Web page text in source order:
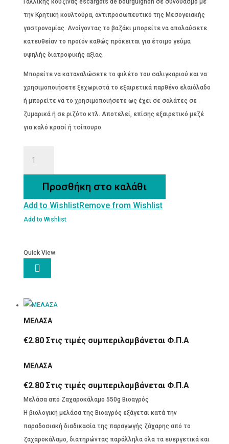
Γαλλικής κουζίνας escargots de bourguignon σε συνδυασμό με
την Κρητική κουλτούρα, αντιπροσωπευτικό της Μεσογειακής
γαστρονομίας. Ανοίγοντας το βαζάκι μπορείτε να απολαύσετε
κατευθείαν το προϊόν καθώς πρόκειται για έτοιμο γεύμα
υψηλής διατροφικής αξίας.
Μπορείτε να καταναλώσετε το φιλέτο του σαλιγκαριού και να
χρησιμοποιήσετε ξεχωριστά το εξαιρετικά παρθένο ελαιόλαδο
ή μπορείτε να το χρησιμοποιήσετε ως έχει σε σαλάτες σε
ζυμαρικά ή σε ριζότο κτλ. Αποτελεί, επίσης εξαιρετικό μεζέ
για καλό κρασί ή τσίπουρο.
ΣΚΟΡΔΟ-
ΜΑΙΝΤΑΝΟ
ποσότητα
Προσθήκη στο καλάθι
Add to WishlistRemove from Wishlist
Add to Wishlist
Quick View

ΜΕΛΑΣΑ
€2.80 Στις τιμές συμπεριλαμβάνεται Φ.Π.Α
ΜΕΛΑΣΑ
€2.80 Στις τιμές συμπεριλαμβάνεται Φ.Π.Α
Μελάσα από Ζαχαροκάλαμο 550g Βιοαγρός
Η βιολογική μελάσα της Βιοαγρός εξάγεται κατά την
παραδοσιακή διαδικασία της παραγωγής ζάχαρης από το
ζαχαροκάλαμο, διατηρώντας παράλληλα όλα τα ευεργετικά και